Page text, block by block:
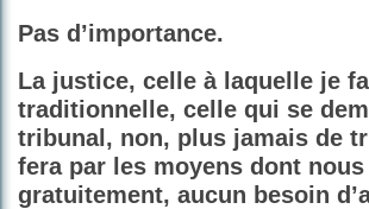
Pas d’importance.
La justice, celle à laquelle je
traditionnelle, celle qui se
tribunal, non, plus jamais de
fera par les moyens dont
gratuitement, aucun besoin